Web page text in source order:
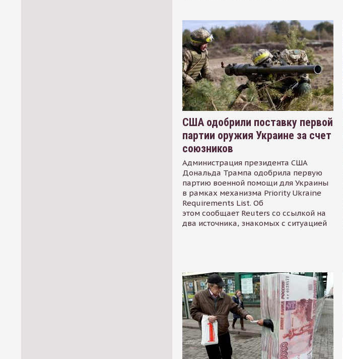
США одобрили поставку первой
партии оружия Украине за счет
союзников
Администрация президента США
Дональда Трампа одобрила первую
партию военной помощи для Украины
в рамках механизма Priority Ukraine
Requirements List. Об
этом сообщает Reuters со ссылкой на
два источника, знакомых с ситуацией